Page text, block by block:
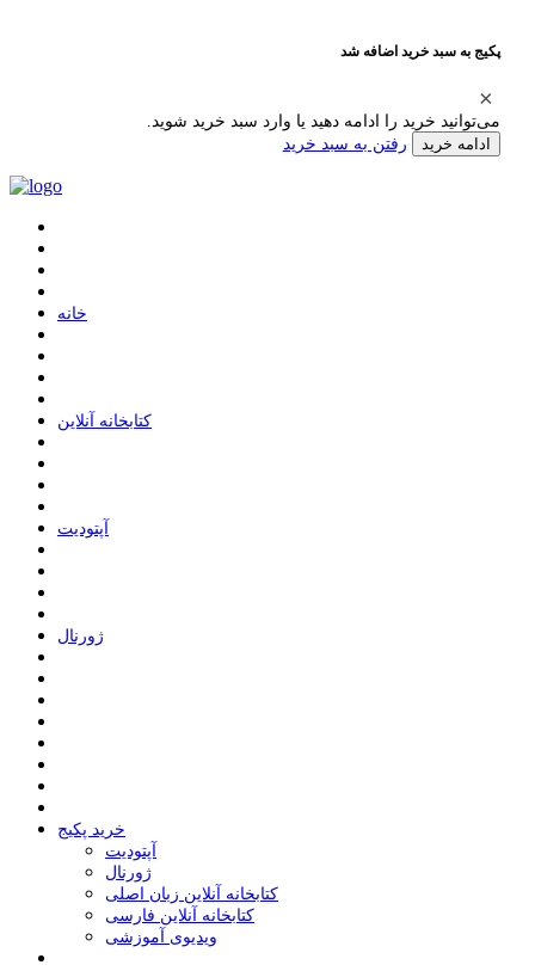
پکیج به سبد خرید اضافه شد
می‌توانید خرید را ادامه دهید یا وارد سبد خرید شوید.
ادامه خرید رفتن به سبد خرید
ﺧﺎﻧﻪ
ﮐﺘﺎﺑﺨﺎﻧﻪ ﺁﻧﻼﯾﻦ
ﺁﭘﺘﻮﺩﯾﺖ
ﮊﻭﺭﻧﺎﻝ
خرید پکیج
ﺁﭘﺘﻮﺩﯾﺖ
ﮊﻭﺭﻧﺎﻝ
کتابخانه آنلاین زبان اصلی
کتابخانه آنلاین فارسی
ویدیوی آموزشی